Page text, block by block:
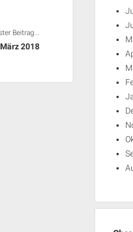
Beitrag...
2018